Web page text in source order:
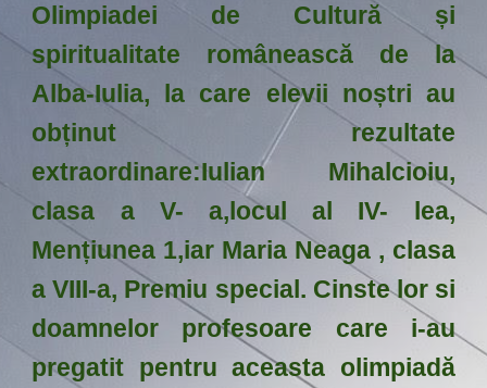
Olimpiadei de Cultură și
spiritualitate românească de la
Alba-Iulia, la care elevii noștri au
obținut rezultate
extraordinare:Iulian Mihalcioiu,
clasa a V- a,locul al IV- lea,
Mențiunea 1,iar Maria Neaga , clasa
a VIII-a, Premiu special. Cinste lor si
doamnelor profesoare care i-au
pregatit pentru aceasta olimpiadă